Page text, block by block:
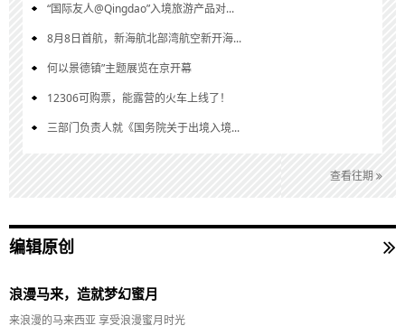
“国际友人@Qingdao”入境旅游产品对...
8月8日首航，新海航北部湾航空新开海...
何以景德镇”主题展览在京开幕
12306可购票，能露营的火车上线了！
三部门负责人就《国务院关于出境入境...
查看往期
编辑原创
浪漫马来，造就梦幻蜜月
来浪漫的马来西亚 享受浪漫蜜月时光